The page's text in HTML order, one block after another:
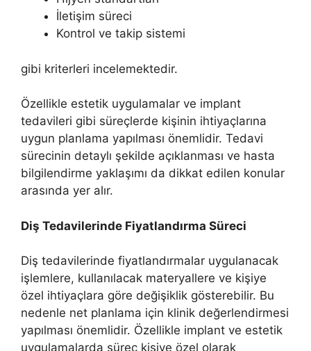
İletişim süreci
Kontrol ve takip sistemi
gibi kriterleri incelemektedir.
Özellikle estetik uygulamalar ve implant
tedavileri gibi süreçlerde kişinin ihtiyaçlarına
uygun planlama yapılması önemlidir. Tedavi
sürecinin detaylı şekilde açıklanması ve hasta
bilgilendirme yaklaşımı da dikkat edilen konular
arasında yer alır.
Diş Tedavilerinde Fiyatlandırma Süreci
Diş tedavilerinde fiyatlandırmalar uygulanacak
işlemlere, kullanılacak materyallere ve kişiye
özel ihtiyaçlara göre değişiklik gösterebilir. Bu
nedenle net planlama için klinik değerlendirmesi
yapılması önemlidir. Özellikle implant ve estetik
uygulamalarda süreç kişiye özel olarak